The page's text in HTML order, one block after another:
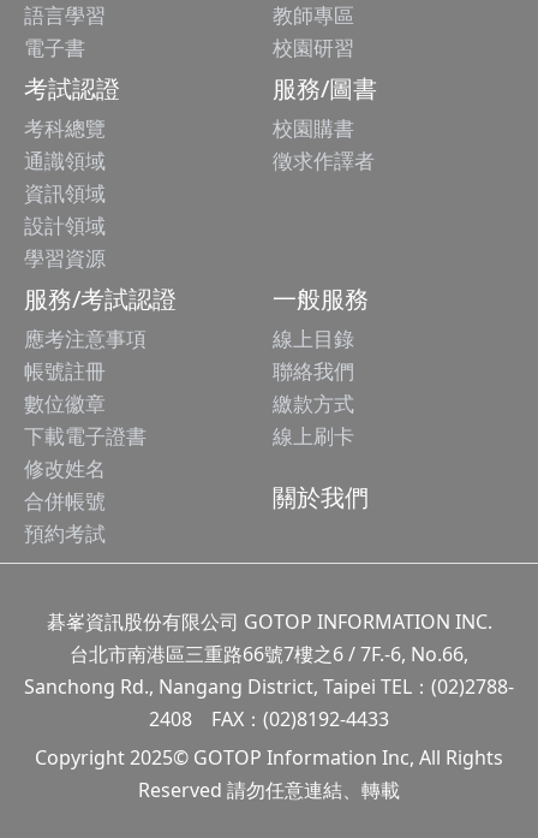
語言學習
電子書
教師專區
校園研習
考試認證
考科總覽
通識領域
資訊領域
設計領域
學習資源
服務/圖書
校園購書
徵求作譯者
服務/考試認證
應考注意事項
帳號註冊
數位徽章
下載電子證書
修改姓名
合併帳號
預約考試
一般服務
線上目錄
聯絡我們
繳款方式
線上刷卡
關於我們
碁峯資訊股份有限公司 GOTOP INFORMATION INC.
台北市南港區三重路66號7樓之6 / 7F.-6, No.66,
Sanchong Rd., Nangang District, Taipei TEL：(02)2788-
2408 FAX：(02)8192-4433
Copyright 2025© GOTOP Information Inc, All Rights
Reserved 請勿任意連結、轉載